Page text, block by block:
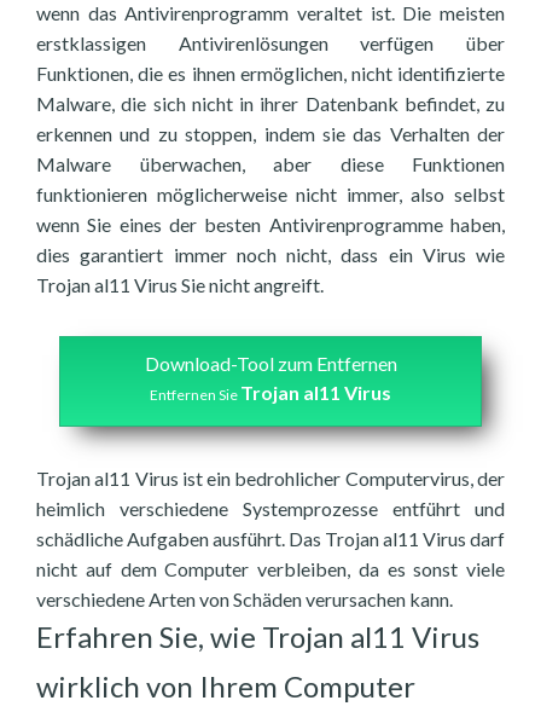
wenn das Antivirenprogramm veraltet ist. Die meisten
erstklassigen Antivirenlösungen verfügen über
Funktionen, die es ihnen ermöglichen, nicht identifizierte
Malware, die sich nicht in ihrer Datenbank befindet, zu
erkennen und zu stoppen, indem sie das Verhalten der
Malware überwachen, aber diese Funktionen
funktionieren möglicherweise nicht immer, also selbst
wenn Sie eines der besten Antivirenprogramme haben,
dies garantiert immer noch nicht, dass ein Virus wie
Trojan al11 Virus Sie nicht angreift.
Download-Tool zum Entfernen
Entfernen Sie Trojan al11 Virus
Trojan al11 Virus ist ein bedrohlicher Computervirus, der
heimlich verschiedene Systemprozesse entführt und
schädliche Aufgaben ausführt. Das Trojan al11 Virus darf
nicht auf dem Computer verbleiben, da es sonst viele
verschiedene Arten von Schäden verursachen kann.
Erfahren Sie, wie Trojan al11 Virus
wirklich von Ihrem Computer